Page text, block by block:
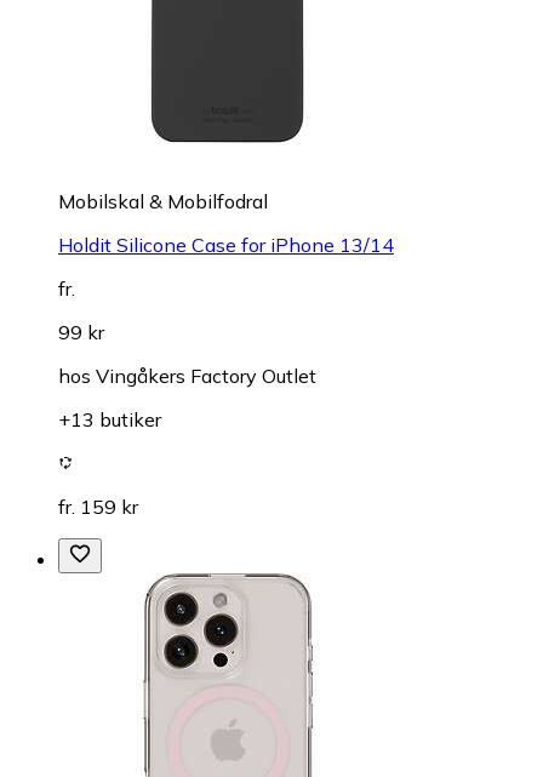
Mobilskal & Mobilfodral
Holdit Silicone Case for iPhone 13/14
fr.
99 kr
hos Vingåkers Factory Outlet
+13 butiker
fr. 159 kr